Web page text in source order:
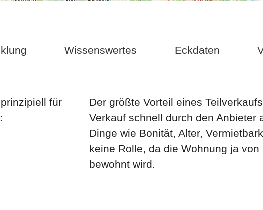
Wissenswertes Eckdaten
für
Der größte Vorteil eines
Verkauf schnell durch den Anbieter
Dinge wie Bonität, Alter,
keine Rolle, da die Wohnung ja von
bewohnt wird.